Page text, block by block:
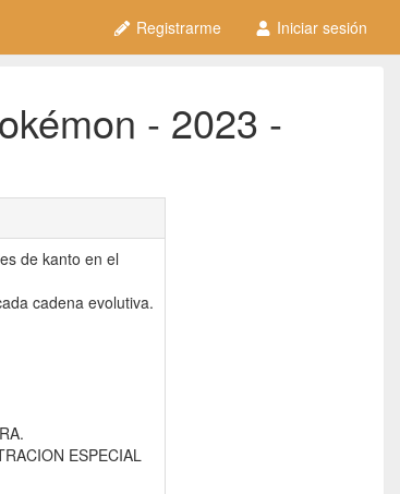
Registrarme Iniciar sesión
- 2023 -
de kanto en el
cadena evolutiva.
ESPECIAL